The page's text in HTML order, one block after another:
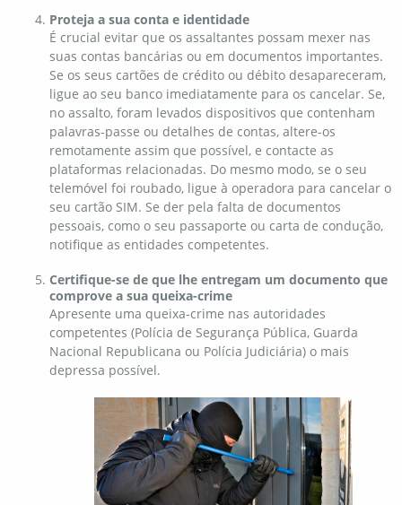
Proteja a sua conta e identidade
É crucial evitar que os assaltantes possam mexer nas
suas contas bancárias ou em documentos importantes.
Se os seus cartões de crédito ou débito desapareceram,
ligue ao seu banco imediatamente para os cancelar. Se,
no assalto, foram levados dispositivos que contenham
palavras-passe ou detalhes de contas, altere-os
remotamente assim que possível, e contacte as
plataformas relacionadas. Do mesmo modo, se o seu
telemóvel foi roubado, ligue à operadora para cancelar o
seu cartão SIM. Se der pela falta de documentos
pessoais, como o seu passaporte ou carta de condução,
notifique as entidades competentes.
Certifique-se de que lhe entregam um documento que
comprove a sua queixa-crime
Apresente uma queixa-crime nas autoridades
competentes (Polícia de Segurança Pública, Guarda
Nacional Republicana ou Polícia Judiciária) o mais
depressa possível.